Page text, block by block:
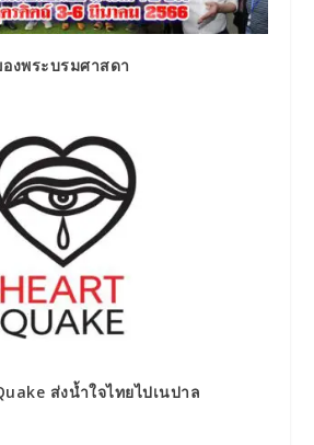
งพระบรมศาสดา
ส่งน้ำใจไทยไปเนปาล